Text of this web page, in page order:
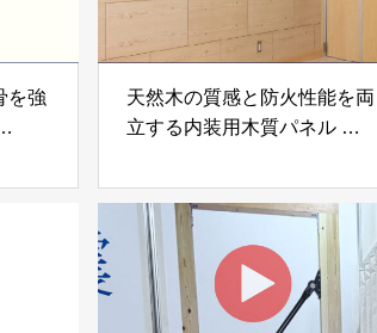
を強
天然木の質感と防火性能を両
立する内装用木質パネル
モクパネル）」 合同会社サ
ンパテック